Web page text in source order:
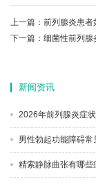
上一篇： 前列腺炎患者
下一篇： 细菌性前列腺
新闻资讯
2026年前列腺炎症
男性勃起功能障碍
精索静脉曲张有哪